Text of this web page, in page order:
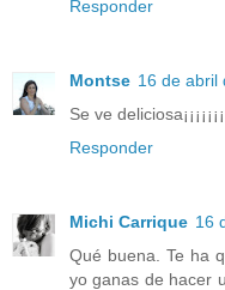
Responder
Montse 16 de abril
Se ve
Responder
Michi Carrique 16
Qué buena. Te ha
yo ganas de hacer